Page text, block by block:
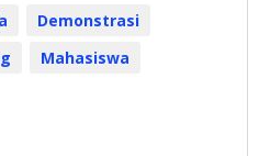
Demonstrasi
Mahasiswa